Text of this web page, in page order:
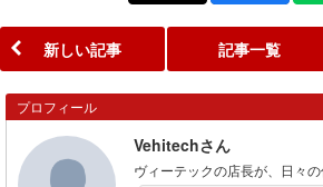
新しい記事 記事一覧
プロフィール
Vehitechさん
ヴィーテックの店長が、日々の